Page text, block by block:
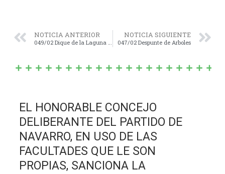
NOTICIA ANTERIOR
049/02 Dique de la Laguna Local
NOTICIA SIGUIENTE
047/02 Despunte de Arboles
EL HONORABLE CONCEJO
DELIBERANTE DEL PARTIDO DE
NAVARRO, EN USO DE LAS
FACULTADES QUE LE SON
PROPIAS, SANCIONA LA